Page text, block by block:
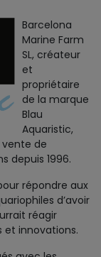
Barcelona
Marine Farm
SL, créateur
et
propriétaire
de la marque
Blau
Aquaristic,
de
depuis 1996.
répondre aux
d’avoir
réagir
et innovations.